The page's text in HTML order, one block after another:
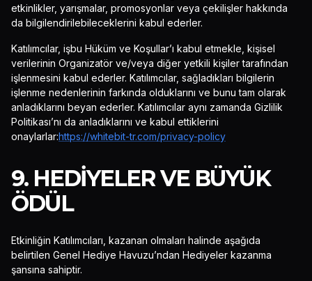
etkinlikler, yarışmalar, promosyonlar veya çekilişler hakkında
da bilgilendirilebileceklerini kabul ederler.
Katılımcılar, işbu Hüküm ve Koşullar’ı kabul etmekle, kişisel
verilerinin Organizatör ve/veya diğer yetkili kişiler tarafından
işlenmesini kabul ederler. Katılımcılar, sağladıkları bilgilerin
işlenme nedenlerinin farkında olduklarını ve bunu tam olarak
anladıklarını beyan ederler. Katılımcılar aynı zamanda Gizlilik
Politikası’nı da anladıklarını ve kabul ettiklerini
onaylarlar:https://whitebit-tr.com/privacy-policy
9. HEDIYELER VE BÜYÜK
ÖDÜL
Etkinliğin Katılımcıları, kazanan olmaları halinde aşağıda
belirtilen Genel Hediye Havuzu’ndan Hediyeler kazanma
şansına sahiptir.